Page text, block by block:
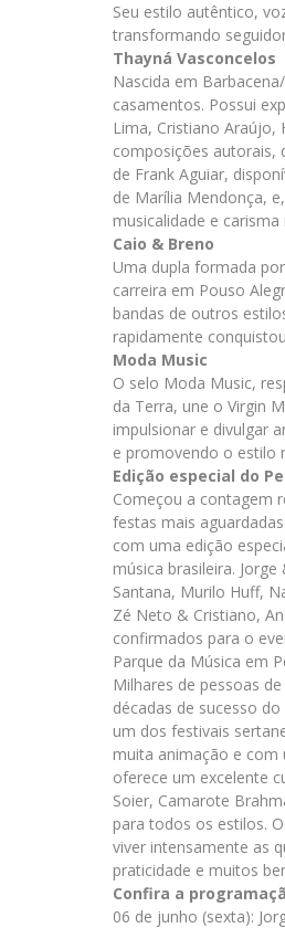
Seu estilo autêntico,
transformando
Thayná Vasconcelos
Nascida em
casamentos. Possui
Lima, Cristiano Araújo,
composições autorais,
de Frank Aguiar,
de Marília Mendonça,
musicalidade e
Caio & Breno
Uma dupla formada
carreira em Pouso
bandas de outros
rapidamente
Moda Music
O selo Moda Music,
da Terra, une o Virgin
impulsionar e divulgar
e promovendo o estilo
Edição especial do
Começou a contagem
festas mais
com uma edição
música brasileira.
Santana, Murilo Huff,
Zé Neto & Cristiano,
confirmados para o
Parque da Música em
Milhares de pessoas
décadas de sucesso
um dos festivais
muita animação e com
oferece um excelente
Soier, Camarote
para todos os estilos.
viver intensamente as
praticidade e muitos
Confira a
06 de junho (sexta):